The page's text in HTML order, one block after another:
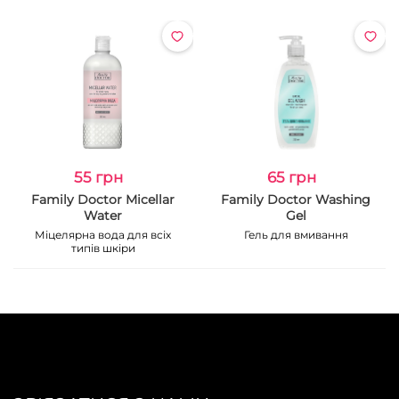
55 грн
Family Doctor Micellar
Water
Міцелярна вода для всіх
типів шкіри
65 грн
Family Doctor Washing
Gel
Гель для вмивання